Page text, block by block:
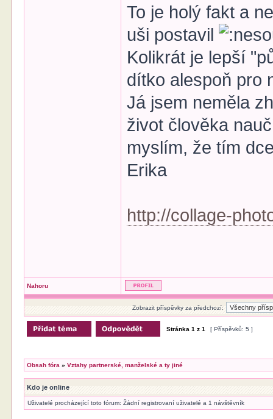
To je holý fakt a
uši postavil
Kolikrát je lepší
dítko alespoň pro
Já jsem neměla
život člověka
myslím, že tím
Erika
http://collage-
Nahoru
Zobrazit příspěvky za předchozí:
Stránka1 z1 [ Příspěvků: 5 ]
Obsah fóra »Vztahy partnerské, manželské a ty jiné
Kdo je online
Uživatelé procházející toto fórum: Žádní registrovaní uživatelé a 1 návštěvník